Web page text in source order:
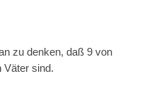
zu denken, daß 9 von
Väter sind.